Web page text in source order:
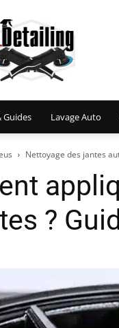
Detailing
Auto
:
Entretien
Protection
de
Guides Lavage Auto
Nettoyage des jantes
?